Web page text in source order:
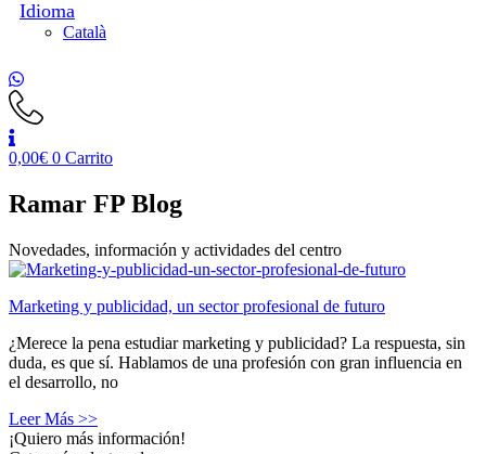
Català
0,00€ 0 Carrito
Ramar FP Blog
Novedades, información y actividades del centro
Marketing y publicidad, un sector profesional de futuro
¿Merece la pena estudiar marketing y publicidad? La respuesta, sin
duda, es que sí. Hablamos de una profesión con gran influencia en
el desarrollo, no
Leer Más >>
¡Quiero más información!